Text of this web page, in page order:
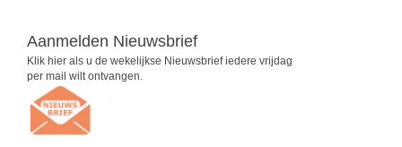
Aanmelden Nieuwsbrief
Klik hier als u de wekelijkse Nieuwsbrief iedere vrijdag
per mail wilt ontvangen.